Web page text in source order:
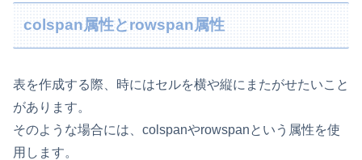
colspan属性とrowspan属性
表を作成する際、時にはセルを横や縦にまたがせたいこと
があります。
そのような場合には、colspanやrowspanという属性を使
用します。